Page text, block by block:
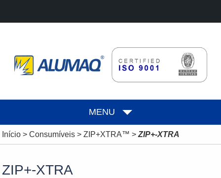
MENU
Início> Consumíveis> ZIP+XTRA™ > ZIP+-XTRA
ZIP+-XTRA